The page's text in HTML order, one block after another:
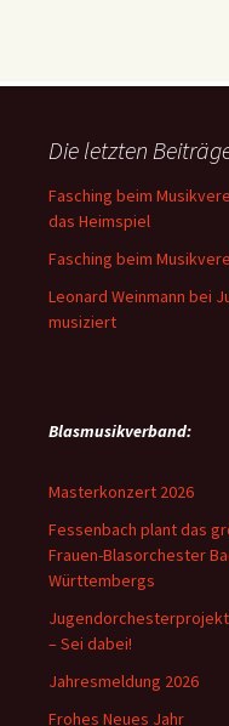
Die letzten
Fasching beim
das Heimspiel
Fasching beim
Leonard Weinmann bei
musiziert
Blasmusikverband:
Masterkonzert 2026
Fessenbach plant das
Frauen-Blasorchester
Württembergs
Jugendorchesterprojekt
– Sei dabei!
Jahresmeldung 2026
Frohes Neues Jahr